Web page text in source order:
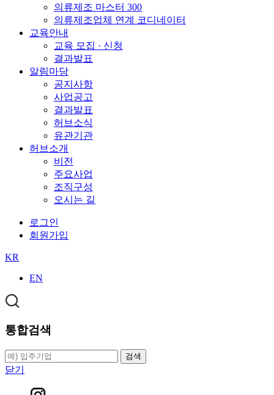
의류제조 마스터 300
의류제조업체 연계 코디네이터
교육안내
교육 모집 · 신청
결과발표
알림마당
공지사항
사업공고
결과발표
허브소식
유관기관
허브소개
비전
주요사업
조직구성
오시는 길
로그인
회원가입
KR
EN
통합검색
검색
닫기